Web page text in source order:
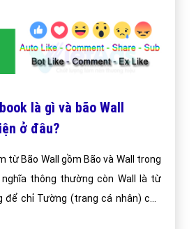
là gì và bão Wall
ở đâu?
từ Bão Wall gồm Bão và Wall trong
thông thường còn Wall là từ
để chỉ Tường (trang cá nhân) của